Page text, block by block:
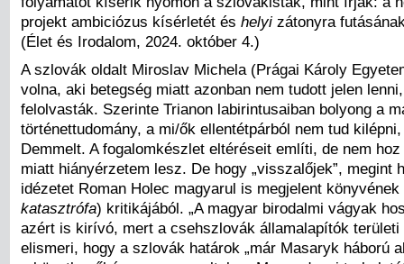
projekt ambiciózus kísérletét és helyi zátonyra
(Élet és Irodalom, 2024. október 4.)
A szlovák oldalt Miroslav Michela (Prágai Károly
volna, aki betegség miatt azonban nem tudott jelen
felolvasták. Szerinte Trianon labirintusaiban bolyong a
történettudomány, a mi/ők ellentétpárból nem tud
Demmelt. A fogalomkészlet eltéréseit említi, de nem
miatt hiányérzetem lesz. De hogy „visszalőjek”, megint
idézetet Roman Holec magyarul is megjelent könyvének
katasztrófa) kritikájából. „A magyar birodalmi vágyak
azért is kirívó, mert a csehszlovák államalapítók területi
elismeri, hogy a szlovák határok „már Masaryk háború